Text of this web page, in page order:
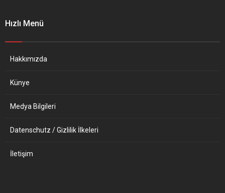
işgaline ilişkin endişeler
itibarıyla Almanya’da...
Hızlı Menü
Hakkımızda
Künye
Medya Bilgileri
Datenschutz / Gizlilik İlkeleri
İletişim